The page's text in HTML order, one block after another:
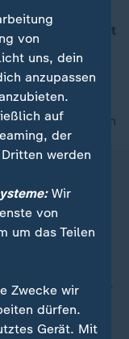
rote Teppich
Stiftung" lädt
nach oben
von
uns, dein
anzupassen
auf
der
werden
Wir
von
um das Teilen
Zwecke wir
dürfen.
Gerät. Mit